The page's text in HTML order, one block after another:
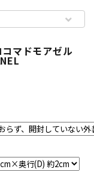
マドモアゼル